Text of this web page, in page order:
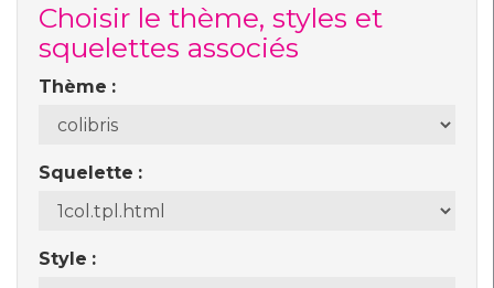
Choisir le thème, styles et
squelettes associés
Thème
Squelette
Style